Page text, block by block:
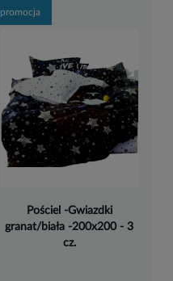
Pościel -Gwiazdki
granat/biała -200x200 - 3
cz.
promocja